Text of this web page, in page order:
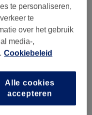
10:00–18:00
10:00
10:00–18:00
10:00–18:00
11:00–18:00
te personaliseren,
te
over het gebruik
media-,
Cookiebeleid
Alle cookies
accepteren